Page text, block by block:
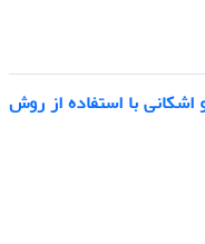
با استفاده از روش